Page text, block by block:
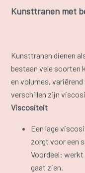
Kunsttranen met
Kunsttranen dienen
bestaan vele soorten
en volumes,
verschillen zijn
Viscositeit
Een lage
zorgt voor een
Voordeel: werkt
gaat zien.